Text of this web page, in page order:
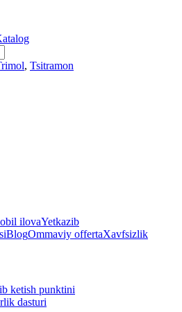
, Tsitramon
ilovaYetkazib
BlogOmmaviy offertaXavfsizlik
ketish punktini
dasturi